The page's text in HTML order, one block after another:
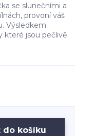
se slunečními a
provoní váš
Výsledkem
které jsou pečlivě
do košíku